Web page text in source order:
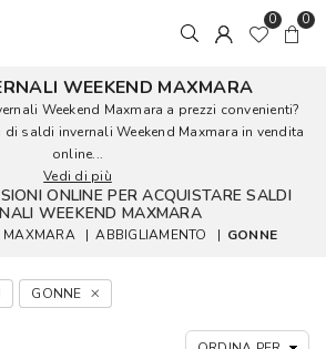
0 0
WEEKEND MAXMARA
Weekend Maxmara a prezzi convenienti?
saldi invernali Weekend Maxmara in vendita
online...
Vedi di più
ONLINE PER ACQUISTARE SALDI
WEEKEND MAXMARA
MAXMARA | ABBIGLIAMENTO | GONNE
GONNE